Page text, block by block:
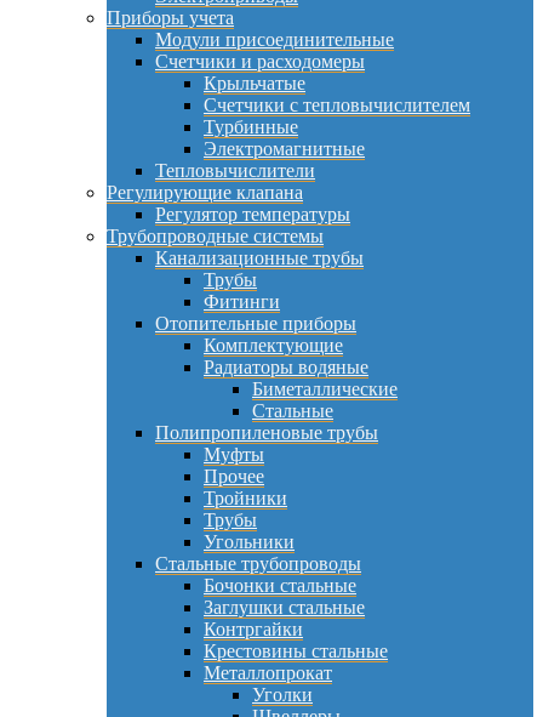
Приборы учета
Модули присоединительные
Счетчики и расходомеры
Крыльчатые
Счетчики с тепловычислителем
Турбинные
Электромагнитные
Тепловычислители
Регулирующие клапана
Регулятор температуры
Трубопроводные системы
Канализационные трубы
Трубы
Фитинги
Отопительные приборы
Комплектующие
Радиаторы водяные
Биметаллические
Стальные
Полипропиленовые трубы
Муфты
Прочее
Тройники
Трубы
Угольники
Стальные трубопроводы
Бочонки стальные
Заглушки стальные
Контргайки
Крестовины стальные
Металлопрокат
Уголки